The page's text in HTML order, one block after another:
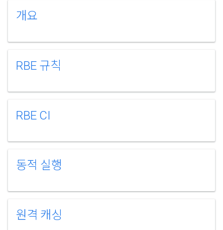
개요
RBE 규칙
RBE CI
동적 실행
원격 캐싱